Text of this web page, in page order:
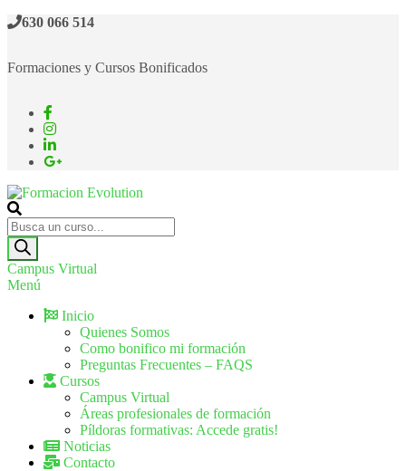
630 066 514
Formaciones y Cursos Bonificados
Formacion Evolution
Cursos de formación continua
Campus Virtual
Menú
Inicio
Quienes Somos
Como bonifico mi formación
Preguntas Frecuentes – FAQS
Cursos
Campus Virtual
Áreas profesionales de formación
Píldoras formativas: Accede gratis!
Noticias
Contacto